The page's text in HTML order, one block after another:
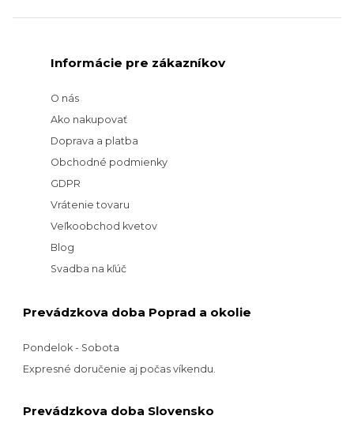
Informácie pre zákazníkov
O nás
Ako nakupovať
Doprava a platba
Obchodné podmienky
GDPR
Vrátenie tovaru
Veľkoobchod kvetov
Blog
Svadba na kľúč
Prevádzkova doba Poprad a okolie
Pondelok - Sobota
Expresné doručenie aj počas víkendu.
Prevádzkova doba Slovensko